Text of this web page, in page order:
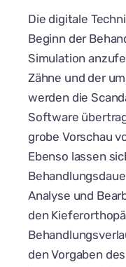
Die digitale
Beginn der
Simulation
Zähne und der
werden die
Software
grobe Vorschau
Ebenso lassen
Analyse und
den
den Vorgaben